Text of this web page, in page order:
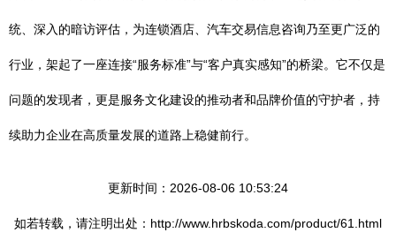
统、深入的暗访评估，为连锁酒店、汽车交易信息咨询乃至更广泛的
行业，架起了一座连接“服务标准”与“客户真实感知”的桥梁。它不仅是
问题的发现者，更是服务文化建设的推动者和品牌价值的守护者，持
续助力企业在高质量发展的道路上稳健前行。
更新时间：2026-08-06 10:53:24
如若转载，请注明出处：http://www.hrbskoda.com/product/61.html